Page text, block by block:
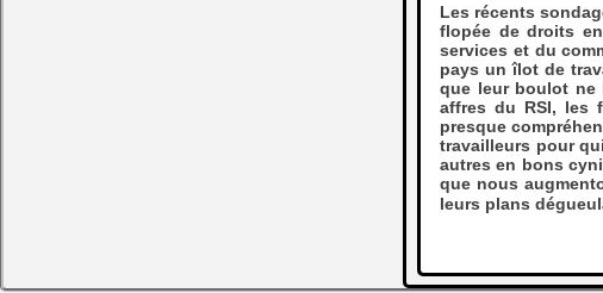
Les récents
flopée de droits
services et du
pays un îlot de
que leur boulot ne
affres du RSI, les
presque
travailleurs pour
autres en bons
que nous
leurs plans